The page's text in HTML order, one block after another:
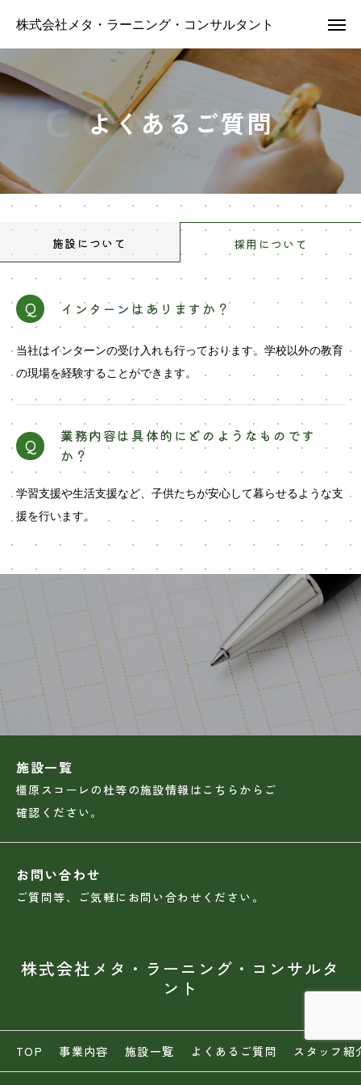
株式会社メタ・ラーニング・コンサルタント
よくあるご質問
施設について 採用について
Q インターンはありますか？
当社はインターンの受け入れも行っております。学校以外の教育
の現場を経験することができます。
Q
業務内容は具体的にどのようなものです
か？
学習支援や生活支援など、子供たちが安心して暮らせるような支
援を行います。
施設一覧
橿原スコーレの杜等の施設情報はこちらからご
確認ください。
お問い合わせ
ご質問等、ご気軽にお問い合わせください。
株式会社メタ・ラーニング・コンサルタ
ント
TOP 事業内容 施設一覧 よくあるご質問 スタッフ紹